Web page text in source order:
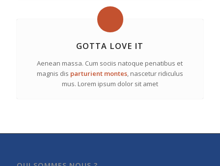
GOTTA LOVE IT
Aenean massa. Cum sociis natoque penatibus et
magnis dis parturient montes, nascetur ridiculus
mus. Lorem ipsum dolor sit amet